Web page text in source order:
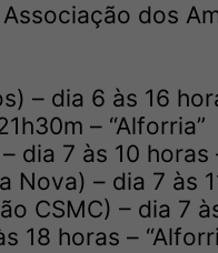
dos
– dia 6 às 16
– “Alforria”
dia 7 às 10 horas
Nova) – dia 7 às
CSMC) – dia 7
18 horas –